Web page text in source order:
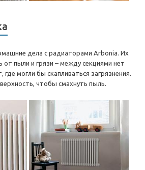
дела с радиаторами Arbonia. Их
от пыли и грязи – между секциями нет
могли бы скапливаться загрязнения.
чтобы смахнуть пыль.